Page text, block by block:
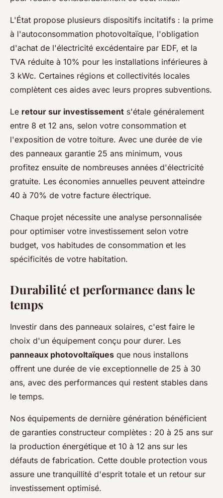
L'État propose plusieurs dispositifs incitatifs : la prime
à l'autoconsommation photovoltaïque, l'obligation
d'achat de l'électricité excédentaire par EDF, et la
TVA réduite à 10% pour les installations inférieures à
3 kWc. Certaines régions et collectivités locales
complètent ces aides avec leurs propres subventions.
Le retour sur investissement s'étale généralement
entre 8 et 12 ans, selon votre consommation et
l'exposition de votre toiture. Avec une durée de vie
des panneaux garantie 25 ans minimum, vous
profitez ensuite de nombreuses années d'électricité
gratuite. Les économies annuelles peuvent atteindre
40 à 70% de votre facture électrique.
Chaque projet nécessite une analyse personnalisée
pour optimiser votre investissement selon votre
budget, vos habitudes de consommation et les
spécificités de votre habitation.
Durabilité et performance dans le
temps
Investir dans des panneaux solaires, c'est faire le
choix d'un équipement conçu pour durer. Les
panneaux photovoltaïques que nous installons
offrent une durée de vie exceptionnelle de 25 à 30
ans, avec des performances qui restent stables dans
le temps.
Nos équipements de dernière génération bénéficient
de garanties constructeur complètes : 20 à 25 ans sur
la production énergétique et 10 à 12 ans sur les
défauts de fabrication. Cette double protection vous
assure une tranquillité d'esprit totale et un retour sur
investissement optimisé.